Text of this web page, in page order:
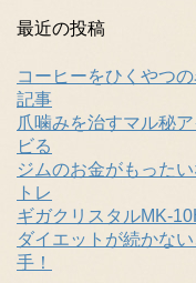
最近の投稿
コーヒーをひくやつ
記事
爪噛みを治すマル秘
ビる
ジムのお金がもった
トレ
ギガクリスタルMK-
ダイエットが続かな
手！